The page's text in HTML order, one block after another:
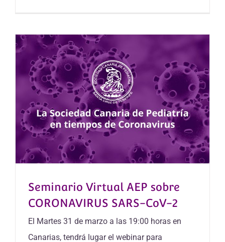
Seminario Virtual AEP sobre
CORONAVIRUS SARS-CoV-2
El Martes 31 de marzo a las 19:00 horas en
Canarias, tendrá lugar el webinar para